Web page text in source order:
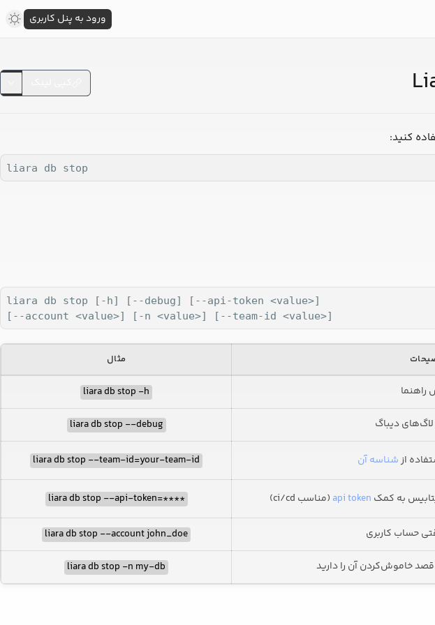
liara db stop
liara db stop [-h] [--debug] [--api-token <value>]
[--account <value>] [-n <value>] [--team-id <value>]
مثال
راهنما liara db stop -h
دیباگ liara db stop --debug
ازشناسه آن liara db stop --team-id=your-team-id
به کمک api token (مناسب ci/cd) ****=liara db stop --api-token
حساب کاربری liara db stop --account john_doe
قصد خاموش‌کردن آن را دارید liara db stop -n my-db
ورود به پنل کاربری